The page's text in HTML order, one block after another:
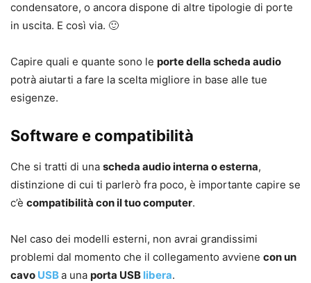
condensatore, o ancora dispone di altre tipologie di porte
in uscita. E così via. 🙂
Capire quali e quante sono le porte della scheda audio
potrà aiutarti a fare la scelta migliore in base alle tue
esigenze.
Software e compatibilità
Che si tratti di una scheda audio interna o esterna,
distinzione di cui ti parlerò fra poco, è importante capire se
c’è compatibilità con il tuo computer.
Nel caso dei modelli esterni, non avrai grandissimi
problemi dal momento che il collegamento avviene con un
cavo USBa una porta USB libera.